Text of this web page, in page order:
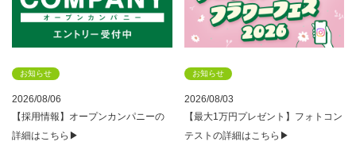
2026/08/06
お知らせ
【採用情報】オープンカンパニーの
詳細はこちら▶
2026/08/03
お知らせ
【最大1万円プレゼント】フォトコン
テストの詳細はこちら▶